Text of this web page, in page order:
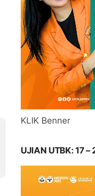
KLIK Benner
UJIAN UTBK: 17